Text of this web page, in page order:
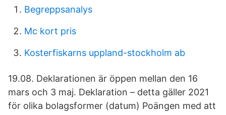
Begreppsanalys
Mc kort pris
Kosterfiskarns uppland-stockholm ab
19.08. Deklarationen är öppen mellan den 16
mars och 3 maj. Deklaration – detta gäller 2021
för olika bolagsformer (datum) Poängen med att